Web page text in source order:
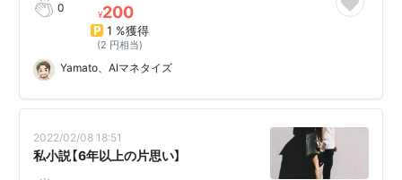
0 ¥200
1 %獲得
(2 円相当)
Yamato、AIマネタイズ
2022/02/08 18:51
私小説【6年以上の片思い】